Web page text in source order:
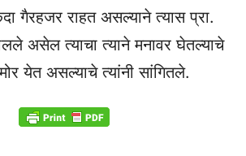
गैरहजर राहत असल्याने त्यास प्रा.
असेल त्याचा त्याने मनावर घेतल्याचे
येत असल्याचे त्यांनी सांगितले.